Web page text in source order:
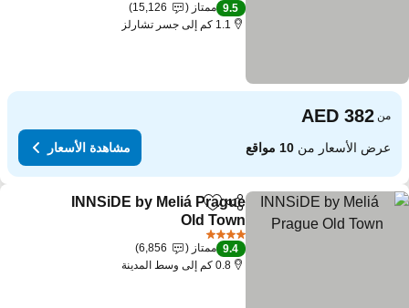
9.5 ممتاز
15,126
1.1 كم إلى جسر تشارلز
من
عرض الأسعار من10 مواقع مشاهدة الأسعار
مشاركةAdd to favorites
INNSiDE by Meliá Prague
Old Town
9.4 ممتاز
6,856
0.8 كم إلى وسط المدينة